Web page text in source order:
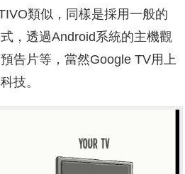
類似，同樣是採用一般的
，透過Android系統的主機觀
告片等，當然Google TV用上
技。